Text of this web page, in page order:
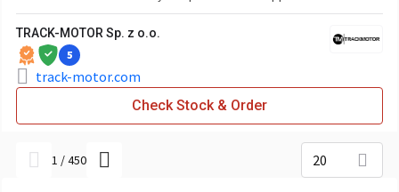
TRACK-MOTOR Sp. z o.o.
5
track-motor.com
Check Stock & Order
1 /450 20